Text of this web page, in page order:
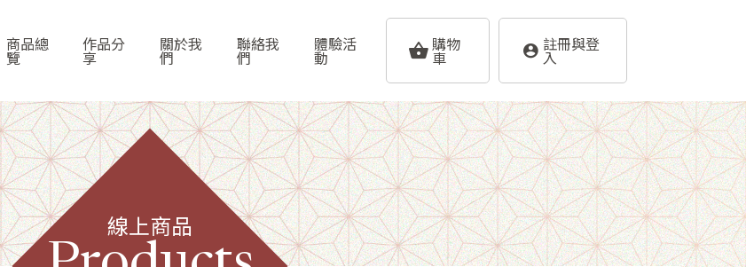
商品總
覽
作品分
享
關於我
們
聯絡我
們
體驗活
動
購物
車
註冊與登
入
首頁
線上商品